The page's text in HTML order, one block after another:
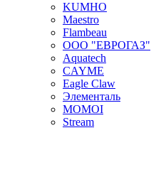
KUMHO
Maestro
Flambeau
ООО "ЕВРОГАЗ"
Aquatech
CAYME
Eagle Claw
Элементаль
MOMOI
Stream